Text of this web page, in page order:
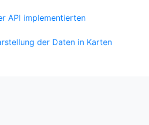
API implementierten
der Daten in Karten